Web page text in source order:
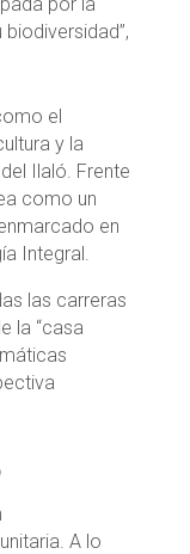
el
y la
Ilaló. Frente
como un
en
Integral.
las carreras
la “casa
A lo